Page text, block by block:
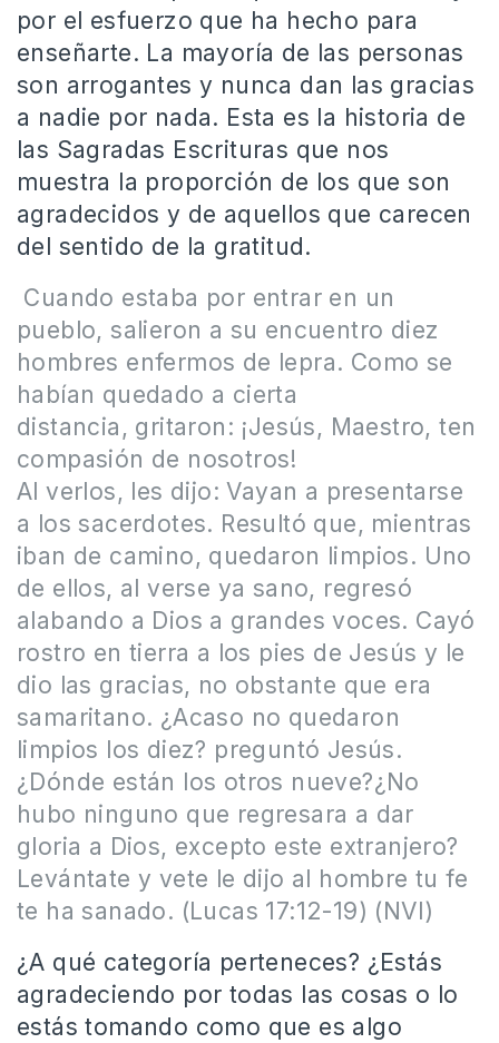
por el esfuerzo que ha hecho para
enseñarte. La mayoría de las personas
son arrogantes y nunca dan las gracias
a nadie por nada. Esta es la historia de
las Sagradas Escrituras que nos
muestra la proporción de los que son
agradecidos y de aquellos que carecen
del sentido de la gratitud.
Cuando estaba por entrar en un
pueblo, salieron a su encuentro diez
hombres enfermos de lepra. Como se
habían quedado a cierta
distancia, gritaron: ¡Jesús, Maestro, ten
compasión de nosotros!
Al verlos, les dijo: Vayan a presentarse
a los sacerdotes. Resultó que, mientras
iban de camino, quedaron limpios. Uno
de ellos, al verse ya sano, regresó
alabando a Dios a grandes voces. Cayó
rostro en tierra a los pies de Jesús y le
dio las gracias, no obstante que era
samaritano. ¿Acaso no quedaron
limpios los diez? preguntó Jesús.
¿Dónde están los otros nueve?¿No
hubo ninguno que regresara a dar
gloria a Dios, excepto este extranjero?
Levántate y vete le dijo al hombre tu fe
te ha sanado. (Lucas 17:12-19) (NVI)
¿A qué categoría perteneces? ¿Estás
agradeciendo por todas las cosas o lo
estás tomando como que es algo